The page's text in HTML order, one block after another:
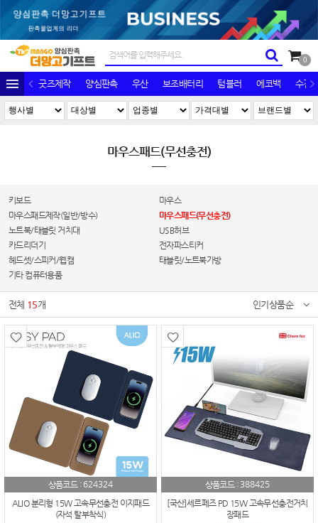
0
굿즈제작 양심판촉 우산 보조배터리 텀블러 에코백 수건/
마우스패드(무선충전)
키보드
마우스
마우스패드제작(일반/방수)
마우스패드(무선충전)
노트북/태블릿 거치대
USB허브
카드리더기
전자파스티커
헤드셋/스피커/웹캠
태블릿/노트북가방
기타 컴퓨터용품
전체 15개 인기상품순
상품코드 : 624324
ALIO 분리형 15W 고속무선충전 이지패드
(자석 탈부착식)
상품코드 : 388425
[국산]세르페즈 PD 15W 고속무선충전거치
장패드